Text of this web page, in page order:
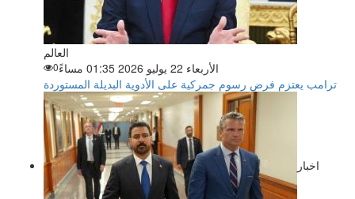
العالم
الأربعاء 22 يوليو 2026 01:35 مساءً
0
ترامب يعتزم فرض رسوم جمركية على الأدوية البديلة المستوردة
اخبار